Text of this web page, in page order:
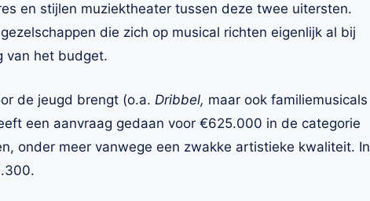
en stijlen muziektheater tussen deze twee uitersten.
die zich op musical richten eigenlijk al bij
van het budget.
de jeugd brengt (o.a. Dribbel, maar ook familiemusicals
een aanvraag gedaan voor €625.000 in de categorie
onder meer vanwege een zwakke artistieke kwaliteit. In